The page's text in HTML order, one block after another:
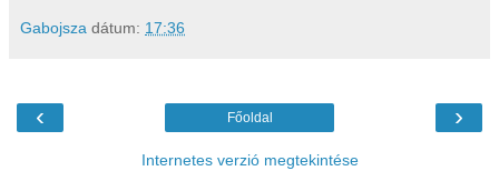
Gabojsza dátum: 17:36
‹ ›
Főoldal
Internetes verzió megtekintése